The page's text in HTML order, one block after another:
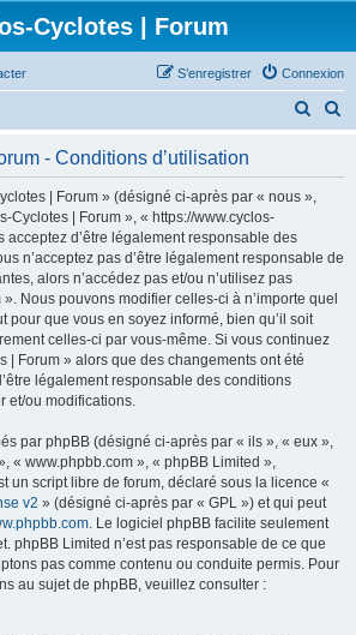
Cyclotes | Forum
Connexion
S’enregistrer
r
h
e
- Conditions d’utilisation
| Forum » (désigné ci-après par « nous »,
Cyclotes | Forum », « https://www.cyclos-
acceptez d’être légalement responsable des
n’acceptez pas d’être légalement responsable de
alors n’accédez pas et/ou n’utilisez pas
Nous pouvons modifier celles-ci à n’importe quel
pour que vous en soyez informé, bien qu’il soit
celles-ci par vous-même. Si vous continuez
| Forum » alors que des changements ont été
légalement responsable des conditions
et/ou modifications.
par phpBB (désigné ci-après par « ils », « eux »,
« www.phpbb.com », « phpBB Limited »,
un script libre de forum, déclaré sous la licence «
v2 » (désigné ci-après par « GPL ») et qui peut
. Le logiciel phpBB facilite seulement
phpBB Limited n’est pas responsable de ce que
pas comme contenu ou conduite permis. Pour
au sujet de phpBB, veuillez consulter :